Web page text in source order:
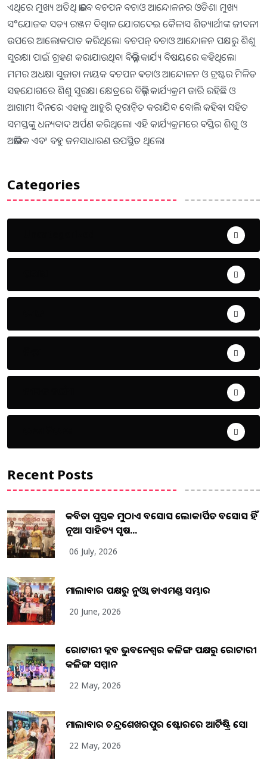
ଏଥିରେ ମୁଖ୍ୟ ଅତିଥି ଭାବେ ବଚପନ ବଚାଓ ଆନ୍ଦୋଳନର ଓଡିଶା ମୁଖ୍ୟ
ସ°ଯୋଜକ ସତ୍ୟ ରଞ୍ଜନ ବିଶ୍ବାଳ ଯୋଗଦେଇ କୈଳାସ ଶିତ୍ୟାର୍ଥୀଙ୍କ ଜୀବନୀ
ଉପରେ ଆଲୋକପାତ କରିଥିଲେ। ବଚପନ୍ ବଚାଓ ଆନ୍ଦୋଳନ ପକ୍ଷରୁ ଶିଶୁ
ସୁରକ୍ଷା ପାଇଁ ଗ୍ରହଣ କରାଯାଉଥିବା ବିଭିନ୍ନ କାର୍ଯ୍ୟ ବିଷୟରେ କହିଥିଲେ।
ମମର ଅଧକ୍ଷା ସୁଜାତା ନାୟକ ବଚପନ ଵଚାଓ ଆନ୍ଦୋଳନ ଓ ଟ୍ରଷ୍ଟର ମିଳିତ
ସହଯୋଗରେ ଶିଶୁ ସୁରକ୍ଷା କ୍ଷେତ୍ରରେ ବିଭିନ୍ନ କାର୍ଯ୍ୟକ୍ରମ ଜାରି ରହିଛି ଓ
ଆଗାମୀ ଦିନରେ ଏହାକୁ ଆହୁରି ତ୍ବରାନ୍ବିତ କରାଯିବ ବୋଲି କହିଵା ସହିତ
ସମସ୍ତଙ୍କୁ ଧନ୍ୟବାଦ ଅର୍ପଣ କରିଥିଲେ। ଏହି କାର୍ଯ୍ୟକ୍ରମରେ ବସ୍ତିର ଶିଶୁ ଓ
ଅଭିଭାବକ ଏବଂ ବହୁ ଜନସାଧାରଣ ଉପସ୍ଥିତ ଥିଲେ।
Categories
Recent Posts
କବିତା ପୁସ୍ତକ ମୁଠାଏ ଅବସୋସ ଲୋକାର୍ପିତ ଅବସୋସ ହିଁ
ନୂଆ ସାହିତ୍ୟ ସୃଷ...
06 July, 2026
ମାଲାବାର ପକ୍ଷରୁ ନୁଓ୍ବା ଡାଏମଣ୍ଡ ସମ୍ଭାର
20 June, 2026
ରୋଟାରୀ କ୍ଲବ ଭୁବନେଶ୍ୱର କଳିଙ୍ଗ ପକ୍ଷରୁ ରୋଟାରୀ
କଳିଙ୍ଗ ସମ୍ମାନ
22 May, 2026
ମାଲାବାର ଚନ୍ଦ୍ରଶେଖରପୁର ଷ୍ଟୋରରେ ଆର୍ଟିଷ୍ଟ୍ରି ସୋ
22 May, 2026